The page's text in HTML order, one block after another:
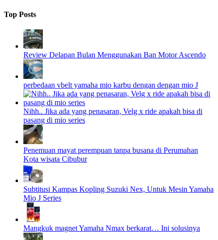
Top Posts
Review Delapan Bulan Menggunakan Ban Motor Ascendo
perbedaan vbelt yamaha mio karbu dengan dengan mio J
Nihh.. Jika ada yang penasaran, Velg x ride apakah bisa di
pasang di mio series
Penemuan mayat perempuan tanpa busana di Perumahan
Kota wisata Cibubur
Subtitusi Kampas Kopling Suzuki Nex, Untuk Mesin Yamaha
Mio J Series
Mangkuk magnet Yamaha Nmax berkarat… Ini solusinya